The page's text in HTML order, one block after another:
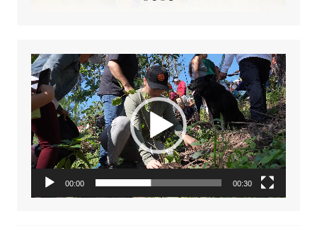
Reproductor
de
vídeo
00:00 00:30